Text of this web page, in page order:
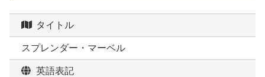
タイトル
スプレンダー・マーベル
英語表記